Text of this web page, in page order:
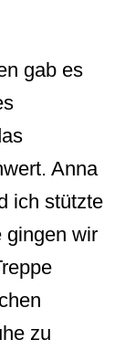
gab es
Anna
ich stützte
gingen wir
zu